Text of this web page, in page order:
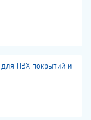
ПВХ покрытий и